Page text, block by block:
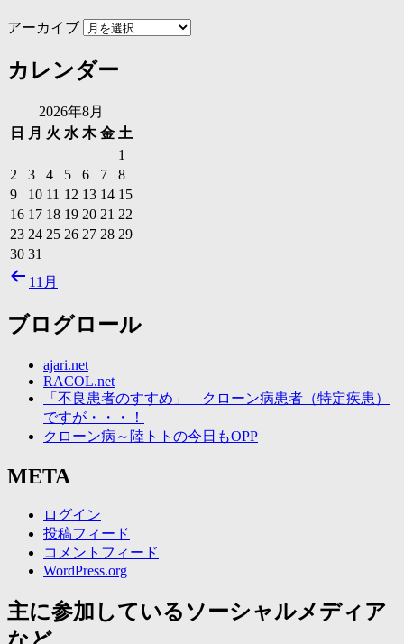
アーカイブ
カレンダー
2026年8月
日
月 火 水 木 金 土
1
2
3 4 5 6 7
8
9
10 11 12 13 14 15
16 17 18 19 20 21 22
23 24 25 26 27 28 29
30 31
11月
ブログロール
ajari.net
RACOL.net
「不良患者のすすめ」 クローン病患者（特定疾患）
ですが・・・！
クローン病～陸トトの今日もOPP
META
ログイン
投稿フィード
コメントフィード
WordPress.org
主に参加しているソーシャルメディア